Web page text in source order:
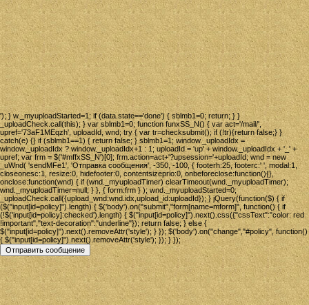
'); } w._myuploadStarted=1; if (data.state=='done') { sblmb1=0; return; } }
_uploadCheck.call(this); } var sblmb1=0; function funxSS_N() { var act='/mail/',
upref='73aF1MEqzh', uploadId, wnd; try { var tr=checksubmit(); if (!tr){return false;} }
catch(e) {} if (sblmb1==1) { return false; } sblmb1=1; window._uploadIdx =
window._uploadIdx ? window._uploadIdx+1 : 1; uploadId = 'up' + window._uploadIdx + '_' +
upref; var frm = $('#mffxSS_N')[0]; frm.action=act+'?upsession='+uploadId; wnd = new
_uWnd( 'sendMFe1', 'Отправка сообщения', -350, -100, { footerh:25, footerc:' ', modal:1,
closeonesc:1, resize:0, hidefooter:0, contentsizeprio:0, onbeforeclose:function(){},
onclose:function(wnd) { if (wnd._myuploadTimer) clearTimeout(wnd._myuploadTimer);
wnd._myuploadTimer=null; } }, { form:frm } ); wnd._myuploadStarted=0;
_uploadCheck.call({upload_wnd:wnd.idx,upload_id:uploadId}); } jQuery(function($) { if
($("input[id=policy]").length) { $('body').on("submit","form[name=mform]", function() { if
(!$('input[id=policy]:checked').length) { $("input[id=policy]").next().css({"cssText":"color: red
!important","text-decoration":"underline"}); return false; } else {
$("input[id=policy]").next().removeAttr('style'); } }); $('body').on("change","#policy", function()
{ $("input[id=policy]").next().removeAttr('style'); }); } });